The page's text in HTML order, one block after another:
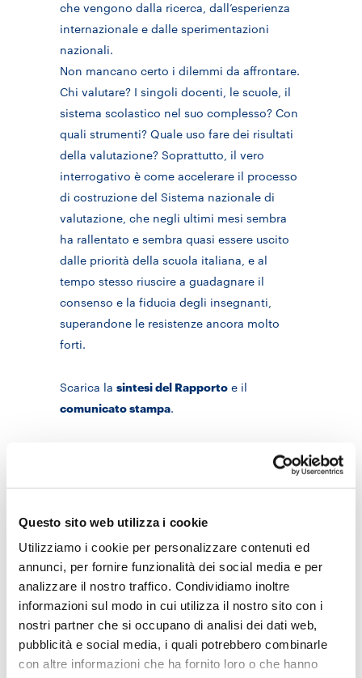
Questo sito web utilizza i cookie
Utilizziamo i cookie per personalizzare contenuti ed
annunci, per fornire funzionalità dei social media e per
analizzare il nostro traffico. Condividiamo inoltre
informazioni sul modo in cui utilizza il nostro sito con i
nostri partner che si occupano di analisi dei dati web,
pubblicità e social media, i quali potrebbero combinarle
con altre informazioni che ha fornito loro o che hanno
che vengono dalla ricerca, dall’esperienza
internazionale e dalle sperimentazioni
nazionali.
Non mancano certo i dilemmi da affrontare.
Chi valutare? I singoli docenti, le scuole, il
sistema scolastico nel suo complesso? Con
quali strumenti? Quale uso fare dei risultati
della valutazione? Soprattutto, il vero
interrogativo è come accelerare il processo
di costruzione del Sistema nazionale di
valutazione, che negli ultimi mesi sembra
ha rallentato e sembra quasi essere uscito
dalle priorità della scuola italiana, e al
tempo stesso riuscire a guadagnare il
consenso e la fiducia degli insegnanti,
superandone le resistenze ancora molto
forti.
Scarica la sintesi del Rapporto e il
comunicato stampa.
Allegati
PDF
PDF - 442 KB
Il_Sole_24_Ore_19.02.14 Apri